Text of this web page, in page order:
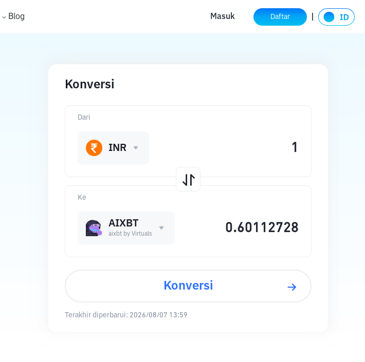
Blog Masuk Daftar
Konversi
Ke
AIXBT
aixbt by Virtuals
Dari
INR
Konversi
Terakhir diperbarui: 2026/08/07 13:59